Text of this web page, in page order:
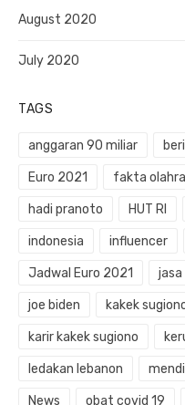
August 2020
July 2020
TAGS
anggaran 90 miliar
Euro 2021 fakta
hadi pranoto HUT RI
indonesia influencer
Jadwal Euro 2021
joe biden kakek
karir kakek sugiono
ledakan lebanon
News obat covid 19